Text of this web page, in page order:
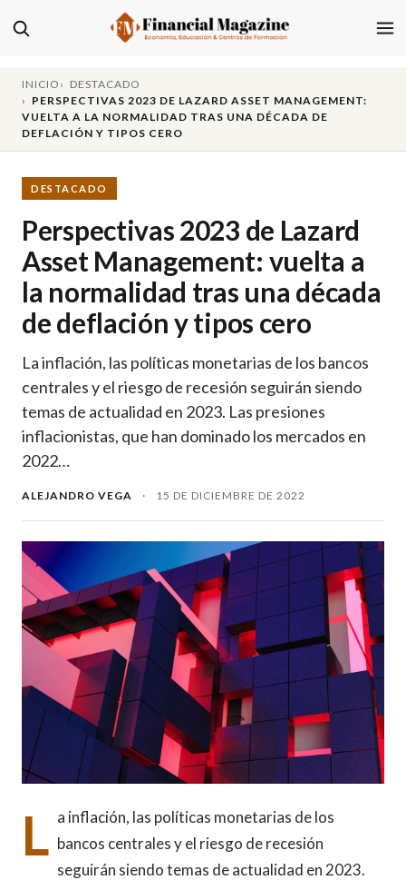
INICIO
DESTACADO
PERSPECTIVAS 2023 DE LAZARD ASSET MANAGEMENT:
VUELTA A LA NORMALIDAD TRAS UNA DÉCADA DE
DEFLACIÓN Y TIPOS CERO
DESTACADO
Perspectivas 2023 de Lazard
Asset Management: vuelta a
la normalidad tras una década
de deflación y tipos cero
La inflación, las políticas monetarias de los bancos
centrales y el riesgo de recesión seguirán siendo
temas de actualidad en 2023. Las presiones
inflacionistas, que han dominado los mercados en
2022…
ALEJANDRO VEGA · 15 DE DICIEMBRE DE 2022
L a inflación, las políticas monetarias de los
bancos centrales y el riesgo de recesión
seguirán siendo temas de actualidad en 2023.